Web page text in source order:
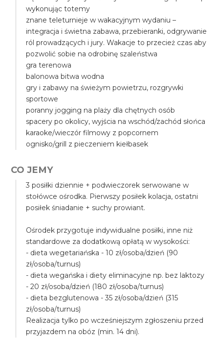
wykonując totemy
znane teleturnieje w wakacyjnym wydaniu –
integracja i świetna zabawa, przebieranki, odgrywanie
ról prowadzących i jury. Wakacje to przecież czas aby
pozwolić sobie na odrobinę szaleństwa
gra terenowa
balonowa bitwa wodna
gry i zabawy na świeżym powietrzu, rozgrywki
sportowe
poranny jogging na plaży dla chętnych osób
spacery po okolicy, wyjścia na wschód/zachód słońca
karaoke/wieczór filmowy z popcornem
ognisko/grill z pieczeniem kiełbasek
CO JEMY
3 posiłki dziennie + podwieczorek serwowane w
stołówce ośrodka. Pierwszy posiłek kolacja, ostatni
posiłek śniadanie + suchy prowiant.
Ośrodek przygotuje indywidualne posiłki, inne niż
standardowe za dodatkową opłatą w wysokości:
- dieta wegetariańska - 10 zł/osoba/dzień (90
zł/osoba/turnus)
- dieta wegańska i diety eliminacyjne np. bez laktozy
- 20 zł/osoba/dzień (180 zł/osoba/turnus)
- dieta bezglutenowa - 35 zł/osoba/dzień (315
zł/osoba/turnus)
Realizacja tylko po wcześniejszym zgłoszeniu przed
przyjazdem na obóz (min. 14 dni).